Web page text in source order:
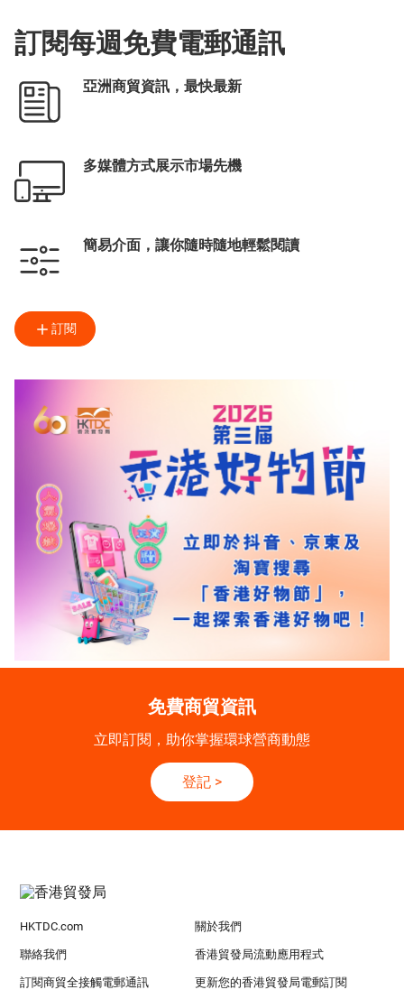
訂閱每週免費電郵通訊
亞洲商貿資訊，最快最新
多媒體方式展示市場先機
簡易介面，讓你隨時隨地輕鬆閱讀
訂閱
免費商貿資訊
立即訂閱，助你掌握環球營商動態
登記 >
HKTDC.com 關於我們
聯絡我們 香港貿發局流動應用程式
訂閱商貿全接觸電郵通訊 更新您的香港貿發局電郵訂閱